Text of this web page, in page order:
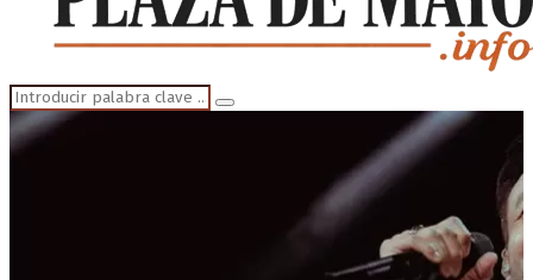
Search
for:
Search